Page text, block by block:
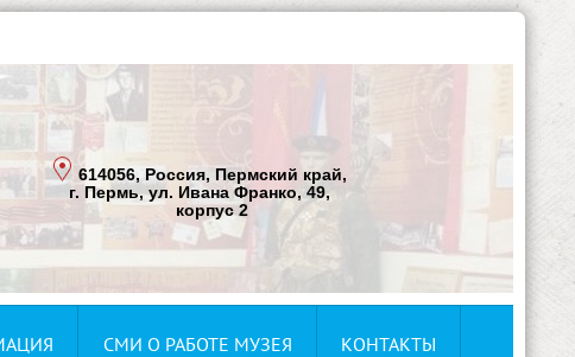
614056, Россия, Пермский край,
г. Пермь, ул. Ивана Франко, 49,
корпус 2
СМИ О РАБОТЕ МУЗЕЯ КОНТАКТЫ